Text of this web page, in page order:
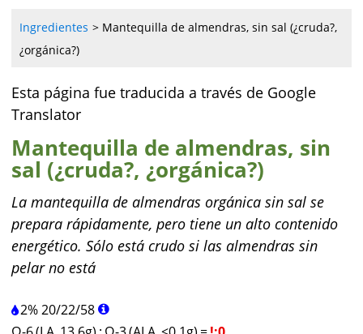
Ingredientes
Mantequilla de almendras, sin sal (¿cruda?,
¿orgánica?)
Esta página fue traducida a través de Google
Translator
Mantequilla de almendras, sin
sal (¿cruda?, ¿orgánica?)
La mantequilla de almendras orgánica sin sal se
prepara rápidamente, pero tiene un alto contenido
energético. Sólo está crudo si las almendras sin
pelar no está
2%20/22/58